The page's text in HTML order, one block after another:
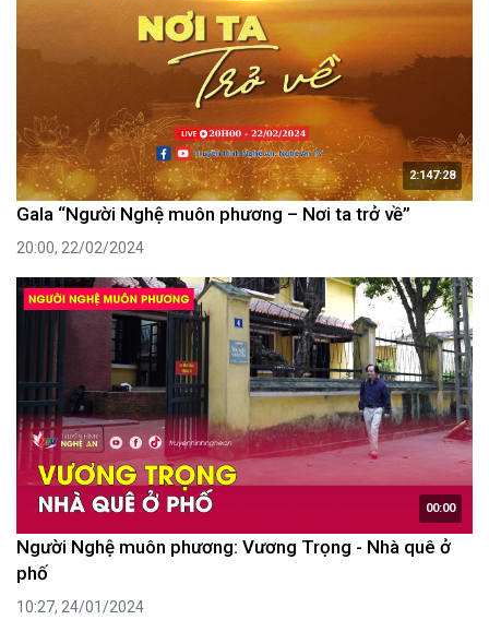
2:147:28
Gala “Người Nghệ muôn phương – Nơi ta trở về”
20:00, 22/02/2024
00:00
Người Nghệ muôn phương: Vương Trọng - Nhà quê ở
phố
10:27, 24/01/2024